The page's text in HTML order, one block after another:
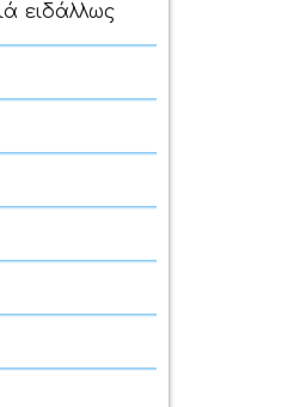
ειδάλλως